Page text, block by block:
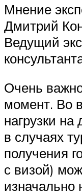
Мнение
Дмитрий
Ведущий
Очень
момент. Во
нагрузки
в случаях
получения
с визой)
изначально